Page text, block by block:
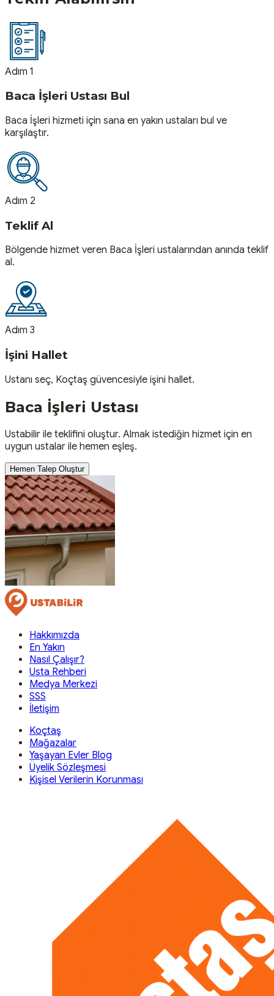
Adım 1
Baca İşleri Ustası Bul
Baca İşleri hizmeti için sana en yakın ustaları bul ve
karşılaştır.
Adım 2
Teklif Al
Bölgende hizmet veren Baca İşleri ustalarından anında teklif
al.
Adım 3
İşini Hallet
Ustanı seç, Koçtaş güvencesiyle işini hallet.
Baca İşleri Ustası
Ustabilir ile teklifini oluştur. Almak istediğin hizmet için en
uygun ustalar ile hemen eşleş.
Hemen Talep Oluştur
Hakkımızda
En Yakın
Nasıl Çalışır?
Usta Rehberi
Medya Merkezi
SSS
İletişim
Koçtaş
Mağazalar
Yaşayan Evler Blog
Üyelik Sözleşmesi
Kişisel Verilerin Korunması